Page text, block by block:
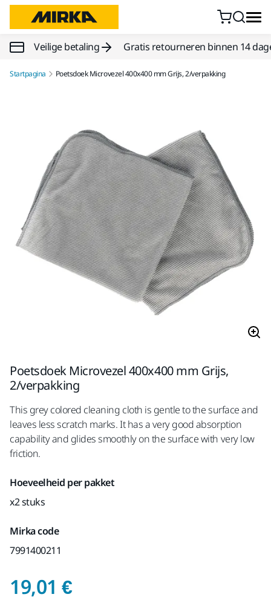
Doorgaan naar inhoud
Veilige betaling Gratis retourneren binnen 14
Startpagina Poetsdoek Microvezel 400x400 mm Grijs, 2/verpakking
Poetsdoek Microvezel 400x400 mm Grijs,
2/verpakking
This grey colored cleaning cloth is gentle to the surface and
leaves less scratch marks. It has a very good absorption
capability and glides smoothly on the surface with very low
friction.
Hoeveelheid per pakket
x2 stuks
Mirka code
7991400211
19,01 €Prijs inclusief BTW